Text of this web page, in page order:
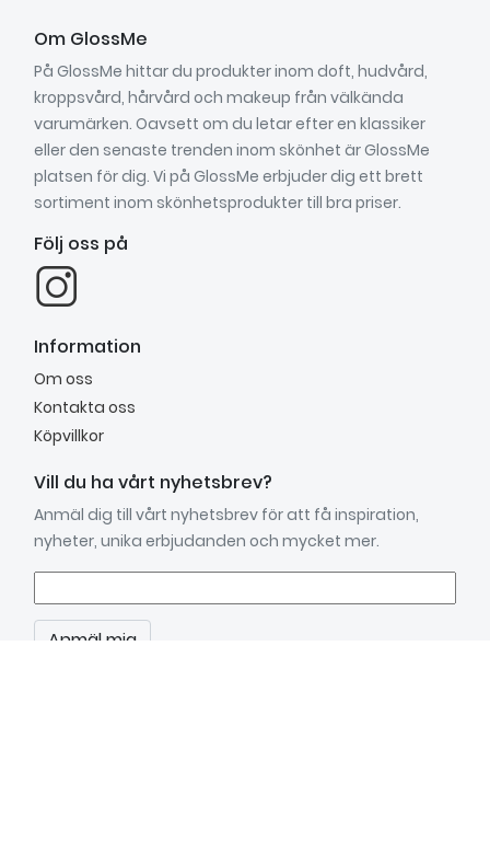
Om GlossMe
På GlossMe hittar du produkter inom doft, hudvård,
kroppsvård, hårvård och makeup från välkända
varumärken. Oavsett om du letar efter en klassiker
eller den senaste trenden inom skönhet är GlossMe
platsen för dig. Vi på GlossMe erbjuder dig ett brett
sortiment inom skönhetsprodukter till bra priser.
Följ oss på
Information
Om oss
Kontakta oss
Köpvillkor
Vill du ha vårt nyhetsbrev?
Anmäl dig till vårt nyhetsbrev för att få inspiration,
nyheter, unika erbjudanden och mycket mer.
Anmäl mig